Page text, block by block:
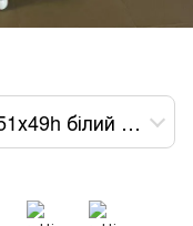
Стілець обідній Лесрам 102х51х49h білий тканина жовта var 2